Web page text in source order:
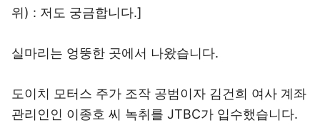
위) : 저도 궁금합니다.]
실마리는 엉뚱한 곳에서 나왔습니다.
도이치 모터스 주가 조작 공범이자 김건희 여사 계좌
관리인인 이종호 씨 녹취를 JTBC가 입수했습니다.